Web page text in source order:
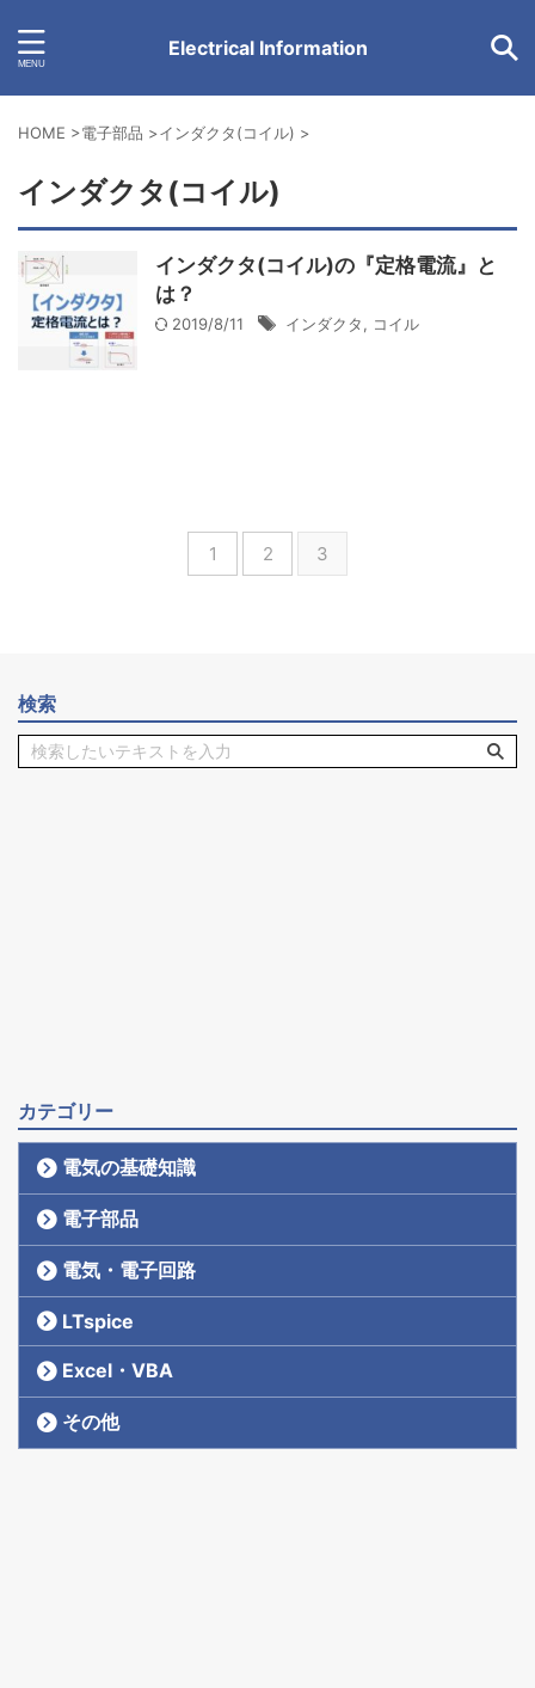
Electrical Information
HOME >電子部品 >インダクタ(コイル) >
インダクタ(コイル)
インダクタ(コイル)の『定格電流』と
は？
2019/8/11 インダクタ, コイル
1 2 3
検索
カテゴリー
電気の基礎知識
電子部品
電気・電子回路
LTspice
Excel・VBA
その他